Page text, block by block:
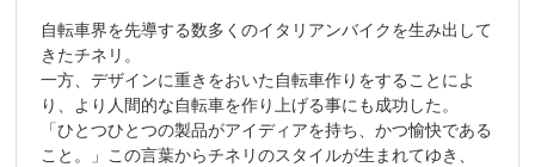
自転車界を先導する数多くのイタリアンバイクを生み出して
きたチネリ。
一方、デザインに重きをおいた自転車作りをすることによ
り、より人間的な自転車を作り上げる事にも成功した。
「ひとつひとつの製品がアイディアを持ち、かつ愉快である
こと。」この言葉からチネリのスタイルが生まれてゆき、